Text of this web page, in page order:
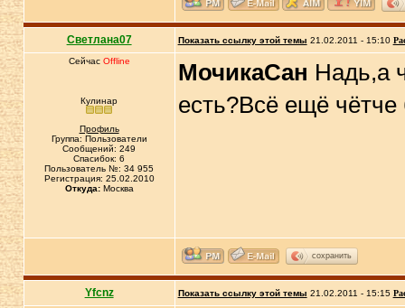
Светлана07 Показать ссылку этой темы 21.02.2011 - 15:10
Сейчас Offline
Кулинар
Профиль
Группа: Пользователи
Сообщений: 249
Спасибок: 6
Пользователь №: 34 955
Регистрация: 25.02.2010
Откуда:Москва
МочикаСан Надь,а
есть?Всё ещё чётче
сохранить
Yfcnz Показать ссылку этой темы 21.02.2011 - 15:15